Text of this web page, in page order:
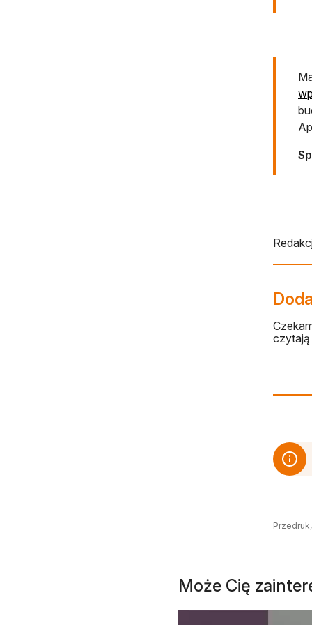
czytają
Może Cię